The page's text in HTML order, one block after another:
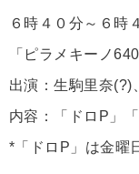
６時４０分～６時
「ピラメキーノ
出演：生駒里奈
内容：「ドロP」
*「ドロP」は金曜